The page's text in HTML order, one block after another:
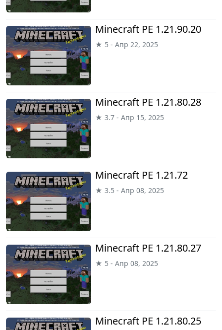
Minecraft PE 1.21.90.20
★ 5 - Апр 22, 2025
Minecraft PE 1.21.80.28
★ 3.7 - Апр 15, 2025
Minecraft PE 1.21.72
★ 3.5 - Апр 08, 2025
Minecraft PE 1.21.80.27
★ 5 - Апр 08, 2025
Minecraft PE 1.21.80.25